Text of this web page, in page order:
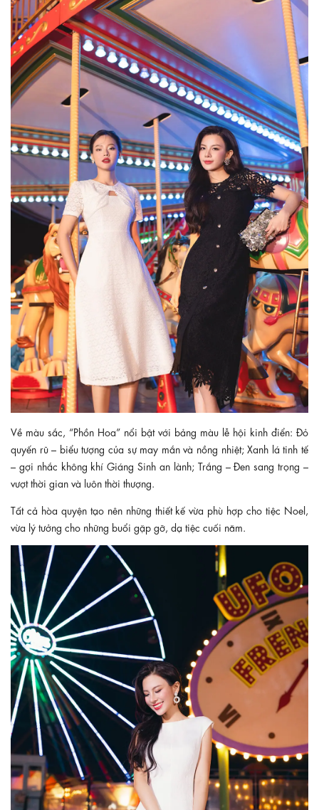
Về màu sắc, “Phồn Hoa” nổi bật với bảng màu lễ hội kinh điển: Đỏ
quyến rũ – biểu tượng của sự may mắn và nồng nhiệt; Xanh lá tinh tế
– gợi nhắc không khí Giáng Sinh an lành; Trắng – Đen sang trọng –
vượt thời gian và luôn thời thượng.
Tất cả hòa quyện tạo nên những thiết kế vừa phù hợp cho tiệc Noel,
vừa lý tưởng cho những buổi gặp gỡ, dạ tiệc cuối năm.